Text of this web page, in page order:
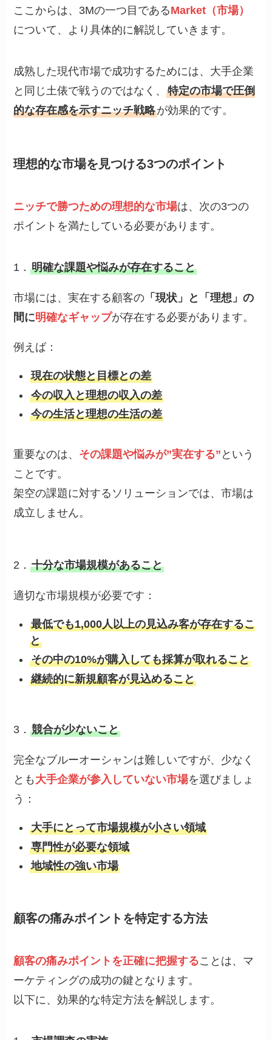
ここからは、3Mの一つ目であるMarket（市場）
について、より具体的に解説していきます。
成熟した現代市場で成功するためには、大手企業
と同じ土俵で戦うのではなく、特定の市場で圧倒
的な存在感を示すニッチ戦略が効果的です。
理想的な市場を見つける3つのポイント
ニッチで勝つための理想的な市場は、次の3つの
ポイントを満たしている必要があります。
1．明確な課題や悩みが存在すること
市場には、実在する顧客の 「現状」と「理想」の
間に明確なギャップが存在する必要があります。
例えば：
現在の状態と目標との差
今の収入と理想の収入の差
今の生活と理想の生活の差
重要なのは、 その課題や悩みが”実在する” という
ことです。
架空の課題に対するソリューションでは、市場は
成立しません。
2．十分な市場規模があること
適切な市場規模が必要です：
最低でも1,000人以上の見込み客が存在するこ
と
その中の10%が購入しても採算が取れること
継続的に新規顧客が見込めること
3．競合が少ないこと
完全なブルーオーシャンは難しいですが、少なく
とも 大手企業が参入していない市場を選びましょ
う：
大手にとって市場規模が小さい領域
専門性が必要な領域
地域性の強い市場
顧客の痛みポイントを特定する方法
顧客の痛みポイントを正確に把握することは、マ
ーケティングの成功の鍵となります。
以下に、効果的な特定方法を解説します。